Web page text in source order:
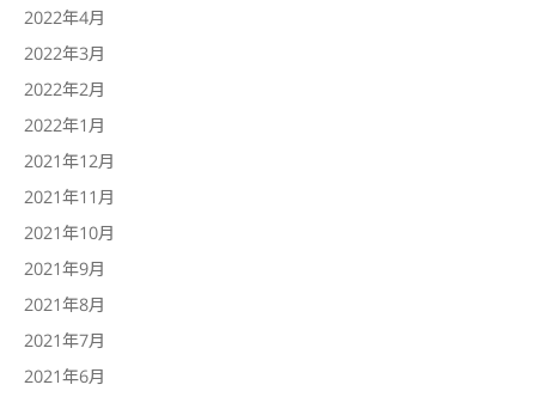
2022年4月
2022年3月
2022年2月
2022年1月
2021年12月
2021年11月
2021年10月
2021年9月
2021年8月
2021年7月
2021年6月